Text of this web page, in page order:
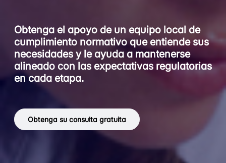
Obtenga el apoyo de un equipo local de
cumplimiento normativo que entiende sus
necesidades y le ayuda a mantenerse
alineado con las expectativas regulatorias
en cada etapa.
Obtenga su consulta gratuita